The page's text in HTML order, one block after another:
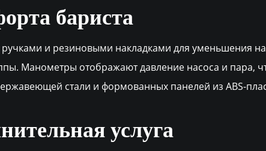
бариста
и резиновыми накладками для уменьшения
Манометры отображают давление насоса и пара,
стали и формованных панелей из ABS-
услуга